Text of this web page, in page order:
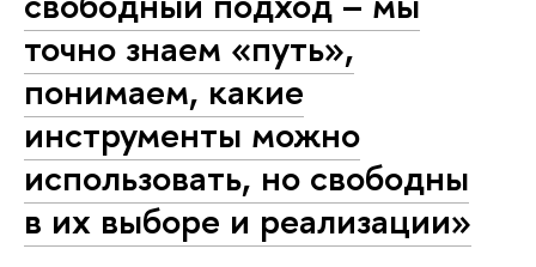
точно знаем «путь»,
понимаем, какие
инструменты можно
использовать, но свободны
в их выборе и реализации»